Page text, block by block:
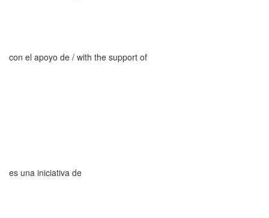
con el apoyo de / with the support of
es una iniciativa de